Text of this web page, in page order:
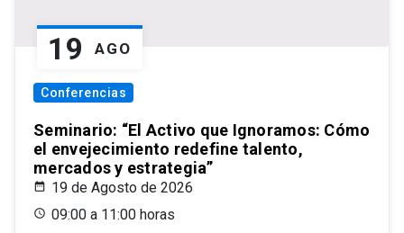
19 AGO
Conferencias
Seminario: “El Activo que Ignoramos: Cómo
el envejecimiento redefine talento,
mercados y estrategia”
19 de Agosto de 2026
09:00 a 11:00 horas